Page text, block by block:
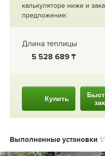
калькуляторе ниже и
предложение:
Длина теплицы
5 528 689
Купить
Выполненные установки 1/